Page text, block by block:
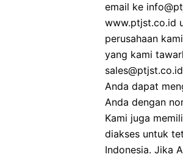
email ke
www.ptjst.co.id
perusahaan
yang kami
Anda dapat
Anda dengan
Kami juga
diakses untuk
Indonesia. Jika